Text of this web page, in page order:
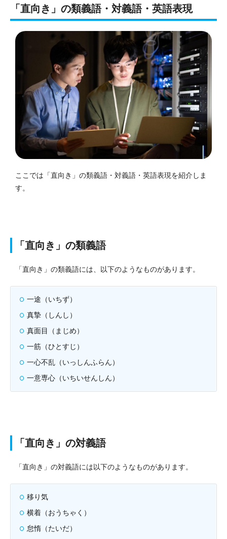
「直向き」の類義語・対義語・英語表現
ここでは「直向き」の類義語・対義語・英語表現を紹介しま
す。
「直向き」の類義語
「直向き」の類義語には、以下のようなものがあります。
一途（いちず）
真摯（しんし）
真面目（まじめ）
一筋（ひとすじ）
一心不乱（いっしんふらん）
一意専心（いちいせんしん）
「直向き」の対義語
「直向き」の対義語には以下のようなものがあります。
移り気
横着（おうちゃく）
怠惰（たいだ）